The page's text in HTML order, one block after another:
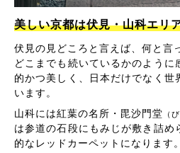
美しい京都は伏見・山科エリ
伏見の見どころと言えば、何と言
どこまでも続いているかのように
的かつ美しく、日本だけでなく世
います。
山科には紅葉の名所・毘沙門堂 （
は参道の石段にもみじが敷き詰め
的なレッドカーペットになります。